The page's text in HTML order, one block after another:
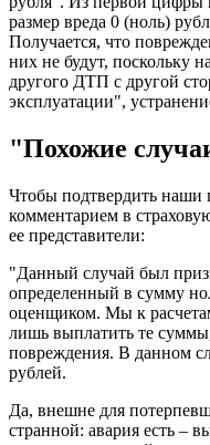
размер вреда 0 (ноль)
Получается, что
них не будут, поскольку
другого ДТП с другой
эксплуатации",
"Похожие
Чтобы подтвердить наши
комментарием в
ее представители:
"Данный случай был
определенный в сумму
оценщиком. Мы к
лишь выплатить те
повреждения. В данном
рублей.
Да, внешне для
странной: авария есть –